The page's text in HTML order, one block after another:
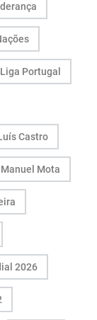
Liga Portugal
Castro
Manuel Mota
2026